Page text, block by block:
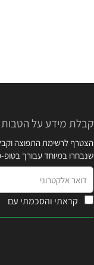
קבלת מידע על הטבות
הצטרף לרשימת התפוצה
שנבחרו במיוחד עבורך
אלקטרוני
קראתי והסכמתי עם